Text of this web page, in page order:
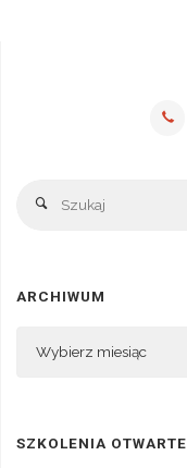
Szukaj
ARCHIWUM
SZKOLENIA OTWARTE